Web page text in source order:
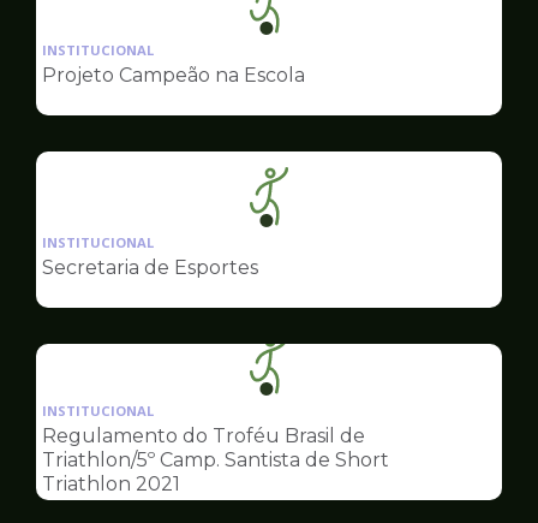
Ilustração
da
pagina
Esportes
INSTITUCIONAL
Projeto Campeão na Escola
Ilustração
da
Esportes
INSTITUCIONAL
Secretaria de Esportes
Ilustração
da
pagina
de
INSTITUCIONAL
Regulamento do Troféu Brasil de
Triathlon/5º Camp. Santista de Short
Triathlon 2021